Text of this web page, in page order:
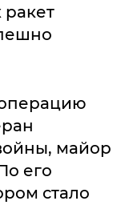
майор
его
стало